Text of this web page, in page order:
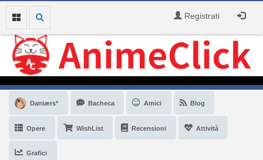
Registrati
Daniærs* Bacheca Amici Blog
Opere WishList Recensioni Attività
Grafici